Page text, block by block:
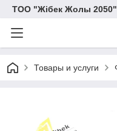
ТОО "Жібек Жолы 2050"
Товары и услуги